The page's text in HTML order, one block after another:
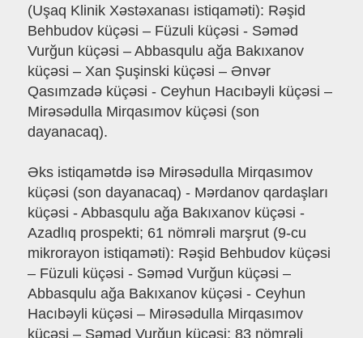
(Uşaq Klinik Xəstəxanası istiqaməti): Rəşid
Behbudov küçəsi – Füzuli küçəsi - Səməd
Vurğun küçəsi – Abbasqulu ağa Bakıxanov
küçəsi – Xan Şuşinski küçəsi – Ənvər
Qasımzadə küçəsi - Ceyhun Hacıbəyli küçəsi –
Mirəsədulla Mirqasımov küçəsi (son
dayanacaq).
Əks istiqamətdə isə Mirəsədulla Mirqasımov
küçəsi (son dayanacaq) - Mərdanov qardaşları
küçəsi - Abbasqulu ağa Bakıxanov küçəsi -
Azadlıq prospekti; 61 nömrəli marşrut (9-cu
mikrorayon istiqaməti): Rəşid Behbudov küçəsi
– Füzuli küçəsi - Səməd Vurğun küçəsi –
Abbasqulu ağa Bakıxanov küçəsi - Ceyhun
Hacıbəyli küçəsi – Mirəsədulla Mirqasımov
küçəsi – Səməd Vurğun küçəsi; 83 nömrəli